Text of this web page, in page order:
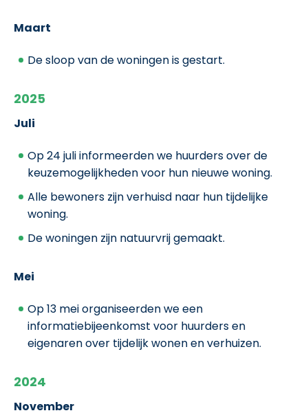
Maart
De sloop van de woningen is gestart.
2025
Juli
Op 24 juliinformeerden we huurders over de
keuzemogelijkheden voor hun nieuwe woning.
Alle bewoners zijn verhuisd naar hun tijdelijke
woning.
De woningen zijn natuurvrij gemaakt.
Mei
Op 13 mei organiseerden we een
informatiebijeenkomst voor huurders en
eigenaren over tijdelijk wonen en verhuizen.
2024
November